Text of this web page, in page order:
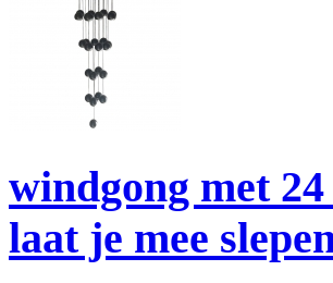
windgong met
laat je mee